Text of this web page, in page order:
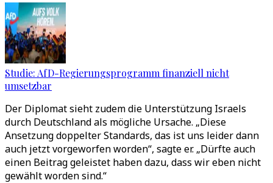
Studie: AfD-Regierungsprogramm finanziell nicht
umsetzbar
Der Diplomat sieht zudem die Unterstützung Israels
durch Deutschland als mögliche Ursache. „Diese
Ansetzung doppelter Standards, das ist uns leider dann
auch jetzt vorgeworfen worden“, sagte er. „Dürfte auch
einen Beitrag geleistet haben dazu, dass wir eben nicht
gewählt worden sind.“